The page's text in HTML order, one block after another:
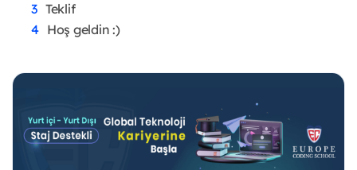
Teklif
Hoş geldin :)